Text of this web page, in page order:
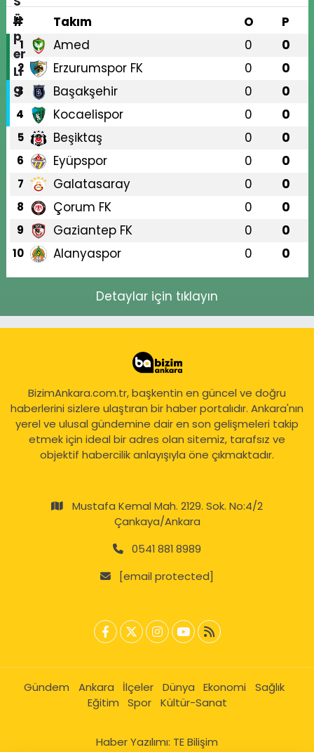
#
Takım O P
1 Amed 0 0
2 Erzurumspor FK 0 0
3 Başakşehir 0 0
4 Kocaelispor 0 0
5 Beşiktaş 0 0
6 Eyüpspor 0 0
7 Galatasaray 0 0
8 Çorum FK 0 0
9 Gaziantep FK 0 0
10 Alanyaspor 0 0
Detaylar için tıklayın
BizimAnkara.com.tr, başkentin en güncel ve doğru
haberlerini sizlere ulaştıran bir haber portalıdır. Ankara'nın
yerel ve ulusal gündemine dair en son gelişmeleri takip
etmek için ideal bir adres olan sitemiz, tarafsız ve
objektif habercilik anlayışıyla öne çıkmaktadır.
Mustafa Kemal Mah. 2129. Sok. No:4/2
Çankaya/Ankara
0541 881 8989
[email protected]
Gündem Ankara İlçeler Dünya Ekonomi
Sağlık
Eğitim
Spor Kültür-Sanat
Haber Yazılımı: TE Bilişim